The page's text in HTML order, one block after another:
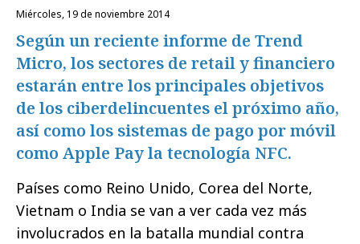
miércoles, 19 de noviembre 2014
Según un reciente informe de Trend
Micro, los sectores de retail y financiero
estarán entre los principales objetivos
de los ciberdelincuentes el próximo año,
así como los sistemas de pago por móvil
como Apple Pay la tecnología NFC.
Países como Reino Unido, Corea del Norte,
Vietnam o India se van a ver cada vez más
involucrados en la batalla mundial contra